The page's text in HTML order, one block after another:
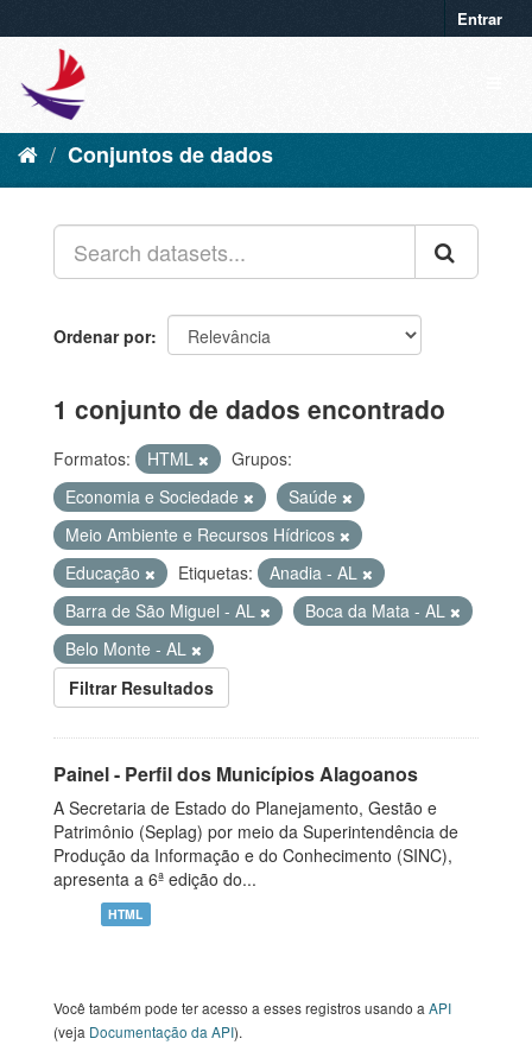
Entrar
Conjuntos de dados
Ordenar por
1 conjunto de dados encontrado
Formatos: HTML
Grupos:
Economia e Sociedade
Saúde
Meio Ambiente e Recursos Hídricos
Educação
Etiquetas:
Anadia - AL
Barra de São Miguel - AL
Boca da Mata - AL
Belo Monte - AL
Filtrar Resultados
Painel - Perfil dos Municípios Alagoanos
A Secretaria de Estado do Planejamento, Gestão e
Patrimônio (Seplag) por meio da Superintendência de
Produção da Informação e do Conhecimento (SINC),
apresenta a 6ª edição do...
HTML
Você também pode ter acesso a esses registros usando a API
(veja Documentação da API).